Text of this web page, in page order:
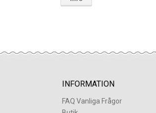
INFORMATION
FAQ Vanliga Frågor